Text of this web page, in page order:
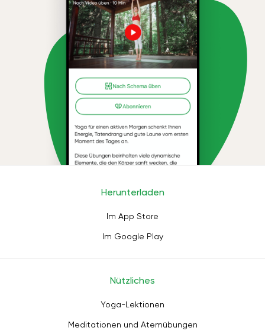
Herunterladen
Im App Store
Im Google Play
Nützliches
Yoga-Lektionen
Meditationen und Atemübungen